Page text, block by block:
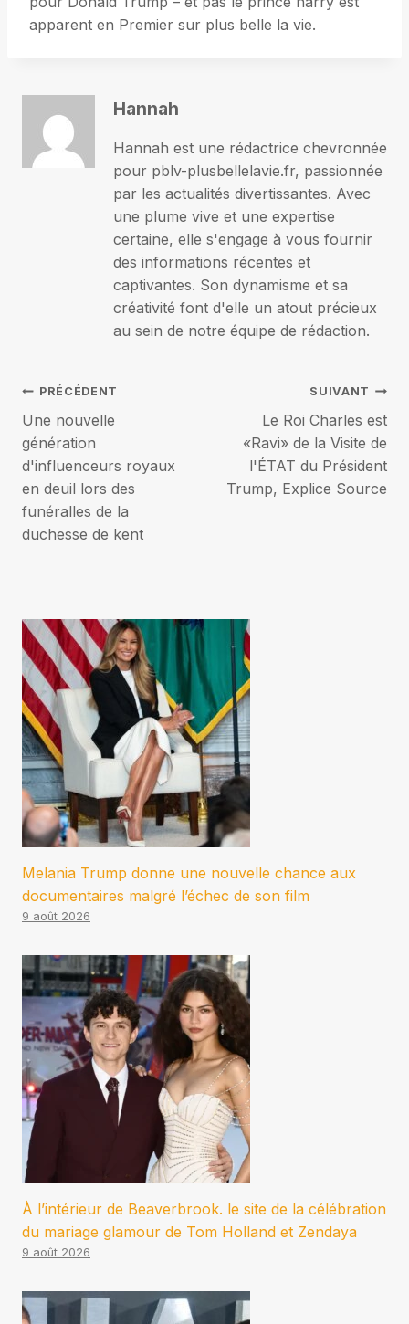
apparent en Premier sur plus belle la vie.
Hannah
Hannah est une rédactrice chevronnée
pour pblv-plusbellelavie.fr, passionnée
par les actualités divertissantes. Avec
une plume vive et une expertise
certaine, elle s'engage à vous fournir
des informations récentes et
captivantes. Son dynamisme et sa
créativité font d'elle un atout précieux
au sein de notre équipe de rédaction.
Navigation
de
l’article
PRÉCÉDENT
Une nouvelle
génération
d'influenceurs royaux
en deuil lors des
funéralles de la
duchesse de kent
SUIVANT
Le Roi Charles est
«Ravi» de la Visite de
l'ÉTAT du Président
Trump, Explice Source
Melania Trump donne une nouvelle chance aux
documentaires malgré l’échec de son film
9 août 2026
À l’intérieur de Beaverbrook. le site de la célébration
du mariage glamour de Tom Holland et Zendaya
9 août 2026